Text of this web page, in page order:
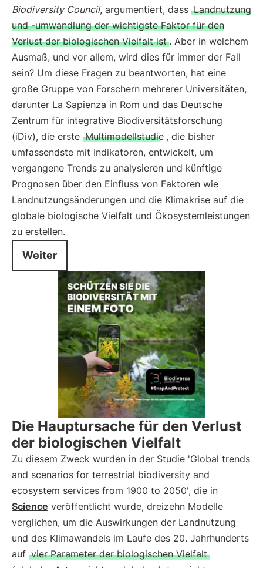
Biodiversity Council, argumentiert, dass Landnutzung
und -umwandlung der wichtigste Faktor für den
Verlust der biologischen Vielfalt ist . Aber in welchem
Ausmaß, und vor allem, wird dies für immer der Fall
sein? Um diese Fragen zu beantworten, hat eine
große Gruppe von Forschern mehrerer Universitäten,
darunter La Sapienza in Rom und das Deutsche
Zentrum für integrative Biodiversitätsforschung
(iDiv), die erste Multimodellstudie , die bisher
umfassendste mit Indikatoren, entwickelt, um
vergangene Trends zu analysieren und künftige
Prognosen über den Einfluss von Faktoren wie
Landnutzungsänderungen und die Klimakrise auf die
globale biologische Vielfalt und Ökosystemleistungen
zu erstellen.
Weiter
Die Hauptursache für den Verlust
der biologischen Vielfalt
Zu diesem Zweck wurden in der Studie 'Global trends
and scenarios for terrestrial biodiversity and
ecosystem services from 1900 to 2050', die in
Science veröffentlicht wurde, dreizehn Modelle
verglichen, um die Auswirkungen der Landnutzung
und des Klimawandels im Laufe des 20. Jahrhunderts
auf vier Parameter der biologischen Vielfalt